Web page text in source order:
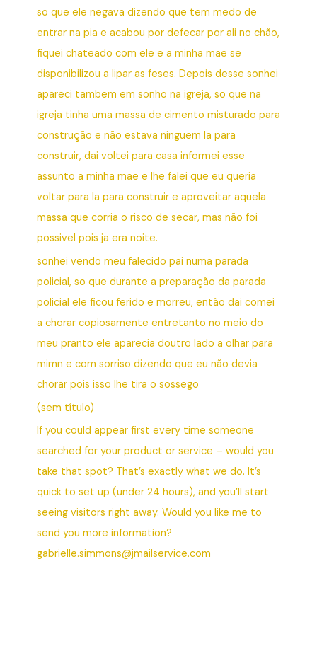
so que ele negava dizendo que tem medo de
entrar na pia e acabou por defecar por ali no chão,
fiquei chateado com ele e a minha mae se
disponibilizou a lipar as feses. Depois desse sonhei
apareci tambem em sonho na igreja, so que na
igreja tinha uma massa de cimento misturado para
construção e não estava ninguem la para
construir, dai voltei para casa informei esse
assunto a minha mae e lhe falei que eu queria
voltar para la para construir e aproveitar aquela
massa que corria o risco de secar, mas não foi
possivel pois ja era noite.
sonhei vendo meu falecido pai numa parada
policial, so que durante a preparação da parada
policial ele ficou ferido e morreu, então dai comei
a chorar copiosamente entretanto no meio do
meu pranto ele aparecia doutro lado a olhar para
mimn e com sorriso dizendo que eu não devia
chorar pois isso lhe tira o sossego
(sem título)
If you could appear first every time someone
searched for your product or service – would you
take that spot? That’s exactly what we do. It’s
quick to set up (under 24 hours), and you’ll start
seeing visitors right away. Would you like me to
send you more information?
gabrielle.simmons@jmailservice.com